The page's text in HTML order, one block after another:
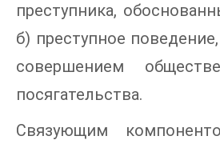
преступника,
б) преступное
совершением
посягательства.
Связующим